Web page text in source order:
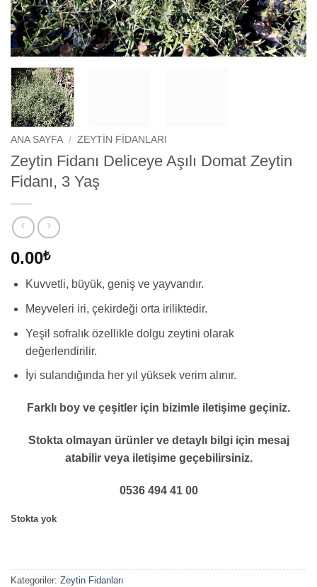
ANA SAYFA / ZEYTIN FIDANLARI
Zeytin Fidanı Deliceye Aşılı Domat Zeytin
Fidanı, 3 Yaş
0.00₺
Kuvvetli, büyük, geniş ve yayvandır.
Meyveleri iri, çekirdeği orta iriliktedir.
Yeşil sofralık özellikle dolgu zeytini olarak
değerlendirilir.
İyi sulandığında her yıl yüksek verim alınır.
Farklı boy ve çeşitler için bizimle iletişime geçiniz.
Stokta olmayan ürünler ve detaylı bilgi için mesaj
atabilir veya iletişime geçebilirsiniz.
0536 494 41 00
Stokta yok
Kategoriler: Zeytin Fidanları